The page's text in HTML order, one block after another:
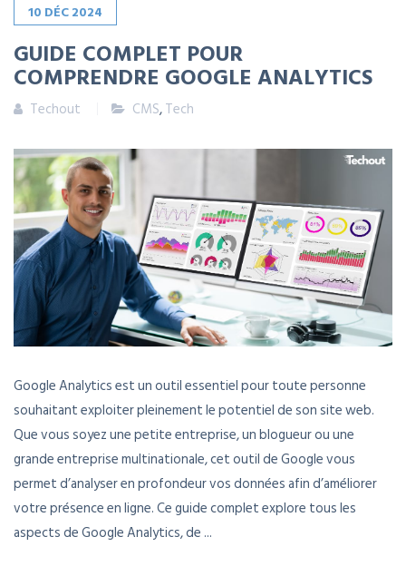
10 DÉC2024
GUIDE COMPLET POUR
COMPRENDRE GOOGLE ANALYTICS
Techout CMS,Tech
Google Analytics est un outil essentiel pour toute personne
souhaitant exploiter pleinement le potentiel de son site web.
Que vous soyez une petite entreprise, un blogueur ou une
grande entreprise multinationale, cet outil de Google vous
permet d’analyser en profondeur vos données afin d’améliorer
votre présence en ligne. Ce guide complet explore tous les
aspects de Google Analytics, de ...